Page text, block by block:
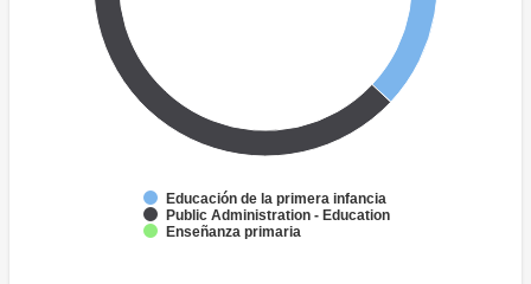
Educación de la primera infancia
Public Administration - Education
Enseñanza primaria